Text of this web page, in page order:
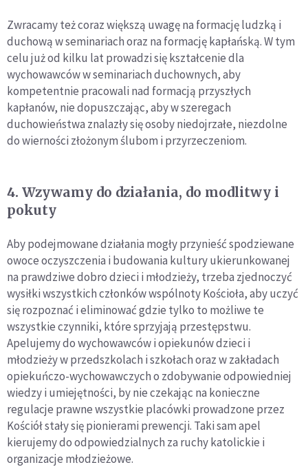
Zwracamy też coraz większą uwagę na formację ludzką i
duchową w seminariach oraz na formację kapłańską. W tym
celu już od kilku lat prowadzi się kształcenie dla
wychowawców w seminariach duchownych, aby
kompetentnie pracowali nad formacją przyszłych
kapłanów, nie dopuszczając, aby w szeregach
duchowieństwa znalazły się osoby niedojrzałe, niezdolne
do wierności złożonym ślubom i przyrzeczeniom.
4. Wzywamy do działania, do modlitwy i
pokuty
Aby podejmowane działania mogły przynieść spodziewane
owoce oczyszczenia i budowania kultury ukierunkowanej
na prawdziwe dobro dzieci i młodzieży, trzeba zjednoczyć
wysiłki wszystkich członków wspólnoty Kościoła, aby uczyć
się rozpoznać i eliminować gdzie tylko to możliwe te
wszystkie czynniki, które sprzyjają przestępstwu.
Apelujemy do wychowawców i opiekunów dzieci i
młodzieży w przedszkolach i szkołach oraz w zakładach
opiekuńczo-wychowawczych o zdobywanie odpowiedniej
wiedzy i umiejętności, by nie czekając na konieczne
regulacje prawne wszystkie placówki prowadzone przez
Kościół stały się pionierami prewencji. Taki sam apel
kierujemy do odpowiedzialnych za ruchy katolickie i
organizacje młodzieżowe.